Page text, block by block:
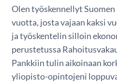
Olen työskennellyt Suomen
vuotta, josta vajaan kaksi
ja työskentelin silloin
perustetussa
Pankkiin tulin aikoinaan
yliopisto-opintojeni